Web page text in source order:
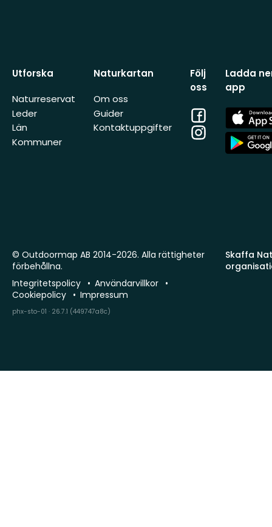
Utforska
Naturreservat
Leder
Län
Kommuner
Naturkartan
Om oss
Guider
Kontaktuppgifter
Följ
oss
Facebook
Instagram
Ladda
app
App
Store
App
Store
Skaffa
© Outdoormap AB 2014-2026. Alla rättigheter
förbehållna.
Integritetspolicy
Användarvillkor
Cookiepolicy
Impressum
phx-sto-01 · 26.7.1 (449747a8c)